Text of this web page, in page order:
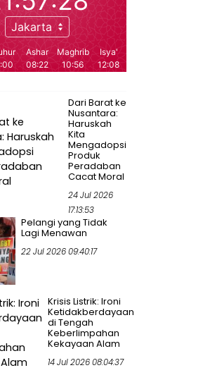
Dari Barat ke
Nusantara:
Haruskah
Kita
Mengadopsi
Produk
Peradaban
Cacat Moral
24 Jul 2026
17:13:53
Pelangi yang Tidak
Lagi Menawan
22 Jul 2026 09:40:17
Krisis Listrik: Ironi
Ketidakberdayaan
di Tengah
Keberlimpahan
Kekayaan Alam
14 Jul 2026 08:04:37